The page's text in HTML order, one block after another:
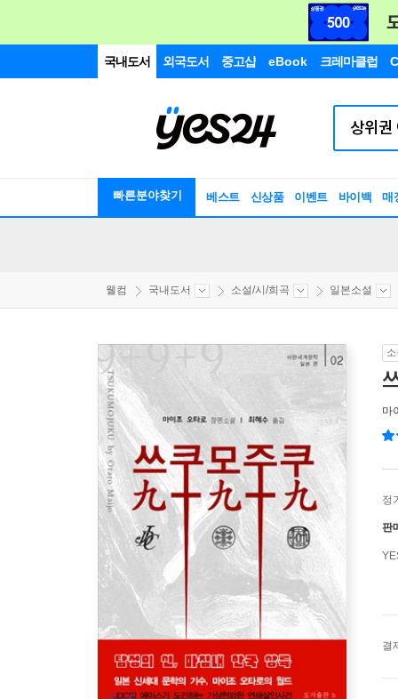
국내도서 외국도서 중고샵 eBook 크레마클럽
빠른분야찾기 베스트 신상품 이벤트 바이백 매
웰컴 국내도서 소설/시/희곡 일본소설
마
정
판
결